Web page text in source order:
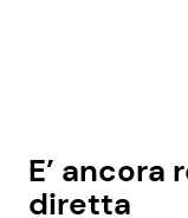
E’ ancora
diretta